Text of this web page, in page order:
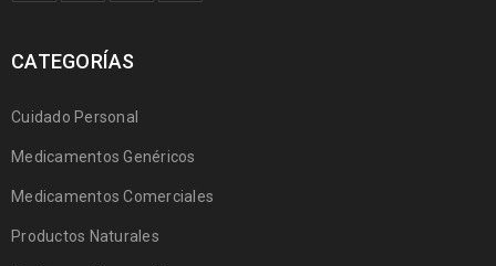
CATEGORÍAS
Cuidado Personal
Medicamentos Genéricos
Medicamentos Comerciales
Productos Naturales